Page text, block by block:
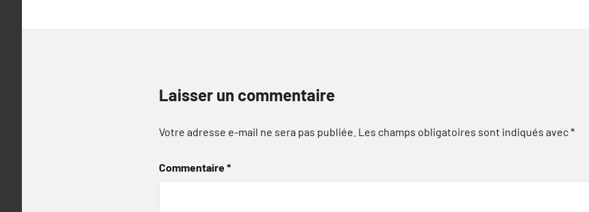
Laisser un commentaire
Votre adresse e-mail ne sera pas publiée. Les champs obligatoires sont indiqués avec*
Commentaire*